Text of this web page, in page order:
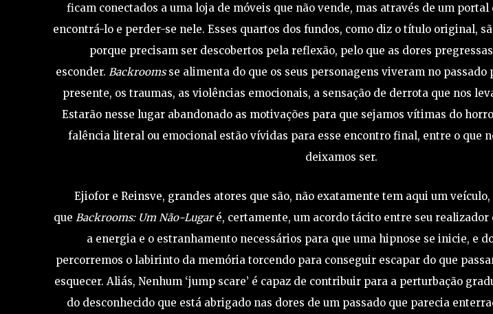
ficam conectados a uma loja de móveis que não vende, mas através de um
encontrá-lo e perder-se nele. Esses quartos dos fundos, como diz o título original,
porque precisam ser descobertos pela reflexão, pelo que as dores
esconder. Backroomsse alimenta do que os seus personagens viveram no
presente, os traumas, as violências emocionais, a sensação de derrota que nos
Estarão nesse lugar abandonado as motivações para que sejamos vítimas do
falência literal ou emocional estão vívidas para esse encontro final, entre o que
deixamos ser.
Ejiofor e Reinsve, grandes atores que são, não exatamente tem aqui um
que Backrooms: Um Não-Lugaré, certamente, um acordo tácito entre seu realizador
a energia e o estranhamento necessários para que uma hipnose se inicie, e
percorremos o labirinto da memória torcendo para conseguir escapar do que
esquecer. Aliás, Nenhum ‘jump scare’ é capaz de contribuir para a perturbação
do desconhecido que está abrigado nas dores de um passado que parecia